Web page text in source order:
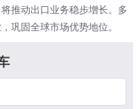
推动出口业务稳步增长。多
巩固全球市场优势地位。